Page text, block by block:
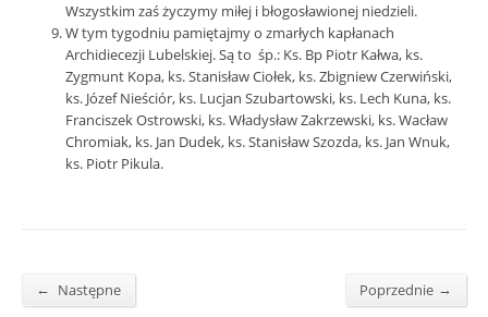
Wszystkim zaś życzymy miłej i błogosławionej niedzieli.
W tym tygodniu pamiętajmy o zmarłych kapłanach
Archidiecezji Lubelskiej. Są to śp.: Ks. Bp Piotr Kałwa, ks.
Zygmunt Kopa, ks. Stanisław Ciołek, ks. Zbigniew Czerwiński,
ks. Józef Nieściór, ks. Lucjan Szubartowski, ks. Lech Kuna, ks.
Franciszek Ostrowski, ks. Władysław Zakrzewski, ks. Wacław
Chromiak, ks. Jan Dudek, ks. Stanisław Szozda, ks. Jan Wnuk,
ks. Piotr Pikula.
← Następne Poprzednie →